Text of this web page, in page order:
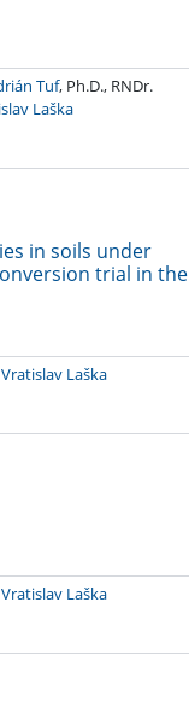
Tuf, Ph.D., RNDr.
Laška
in soils under
trial in the
Vratislav Laška
Vratislav Laška